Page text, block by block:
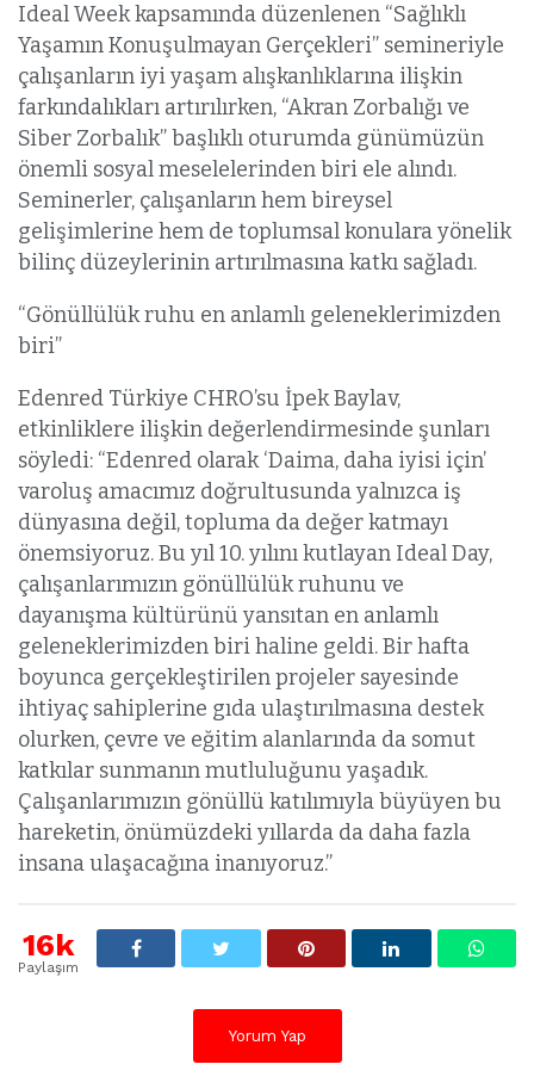
Ideal Week kapsamında düzenlenen “Sağlıklı
Yaşamın Konuşulmayan Gerçekleri” semineriyle
çalışanların iyi yaşam alışkanlıklarına ilişkin
farkındalıkları artırılırken, “Akran Zorbalığı ve
Siber Zorbalık” başlıklı oturumda günümüzün
önemli sosyal meselelerinden biri ele alındı.
Seminerler, çalışanların hem bireysel
gelişimlerine hem de toplumsal konulara yönelik
bilinç düzeylerinin artırılmasına katkı sağladı.
“Gönüllülük ruhu en anlamlı geleneklerimizden
biri”
Edenred Türkiye CHRO’su İpek Baylav,
etkinliklere ilişkin değerlendirmesinde şunları
söyledi: “Edenred olarak ‘Daima, daha iyisi için’
varoluş amacımız doğrultusunda yalnızca iş
dünyasına değil, topluma da değer katmayı
önemsiyoruz. Bu yıl 10. yılını kutlayan Ideal Day,
çalışanlarımızın gönüllülük ruhunu ve
dayanışma kültürünü yansıtan en anlamlı
geleneklerimizden biri haline geldi. Bir hafta
boyunca gerçekleştirilen projeler sayesinde
ihtiyaç sahiplerine gıda ulaştırılmasına destek
olurken, çevre ve eğitim alanlarında da somut
katkılar sunmanın mutluluğunu yaşadık.
Çalışanlarımızın gönüllü katılımıyla büyüyen bu
hareketin, önümüzdeki yıllarda da daha fazla
insana ulaşacağına inanıyoruz.”
16k
Paylaşım
Yorum Yap